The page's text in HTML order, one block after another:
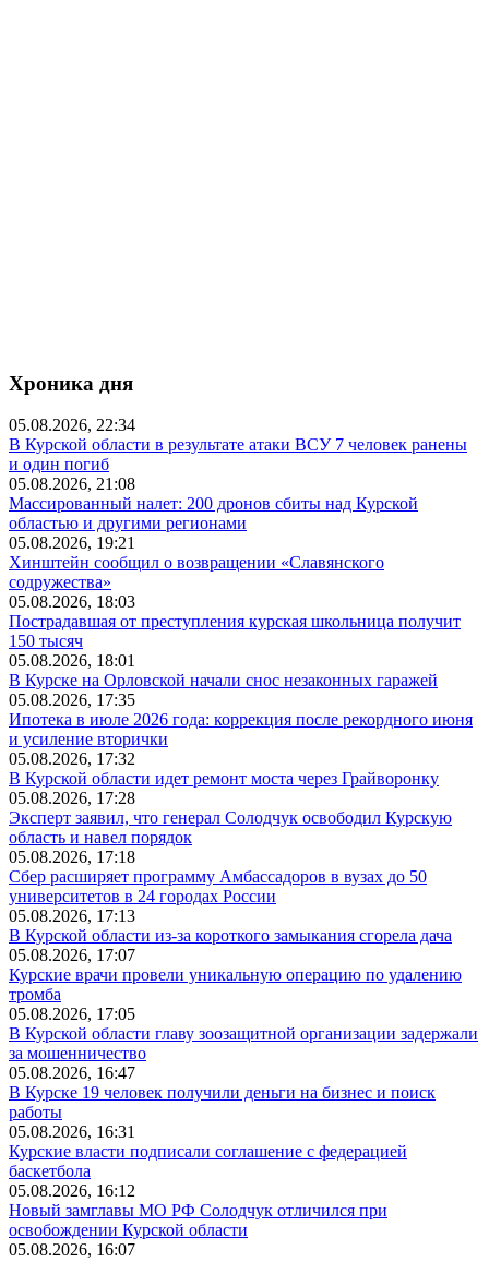
Хроника дня
05.08.2026, 22:34
В Курской области в результате атаки ВСУ 7 человек ранены
и один погиб
05.08.2026, 21:08
Массированный налет: 200 дронов сбиты над Курской
областью и другими регионами
05.08.2026, 19:21
Хинштейн сообщил о возвращении «Славянского
содружества»
05.08.2026, 18:03
Пострадавшая от преступления курская школьница получит
150 тысяч
05.08.2026, 18:01
В Курске на Орловской начали снос незаконных гаражей
05.08.2026, 17:35
Ипотека в июле 2026 года: коррекция после рекордного июня
и усиление вторички
05.08.2026, 17:32
В Курской области идет ремонт моста через Грайворонку
05.08.2026, 17:28
Эксперт заявил, что генерал Солодчук освободил Курскую
область и навел порядок
05.08.2026, 17:18
Сбер расширяет программу Амбассадоров в вузах до 50
университетов в 24 городах России
05.08.2026, 17:13
В Курской области из-за короткого замыкания сгорела дача
05.08.2026, 17:07
Курские врачи провели уникальную операцию по удалению
тромба
05.08.2026, 17:05
В Курской области главу зоозащитной организации задержали
за мошенничество
05.08.2026, 16:47
В Курске 19 человек получили деньги на бизнес и поиск
работы
05.08.2026, 16:31
Курские власти подписали соглашение с федерацией
баскетбола
05.08.2026, 16:12
Новый замглавы МО РФ Солодчук отличился при
освобождении Курской области
05.08.2026, 16:07